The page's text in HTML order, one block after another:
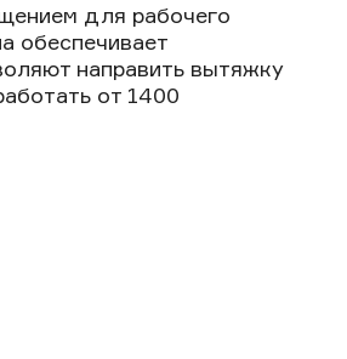
для рабочего
обеспечивает
направить вытяжку
от 1400